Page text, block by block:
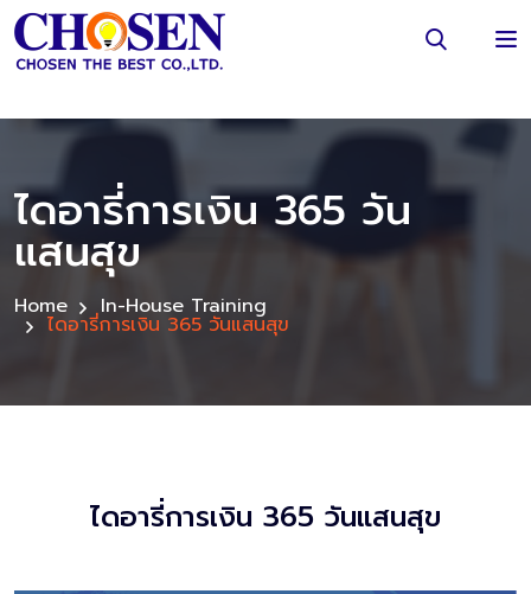
ไดอารี่การเงิน 365 วัน
แสนสุข
Home In-House Training
ไดอารี่การเงิน 365 วันแสนสุข
ไดอารี่การเงิน 365 วันแสนสุข